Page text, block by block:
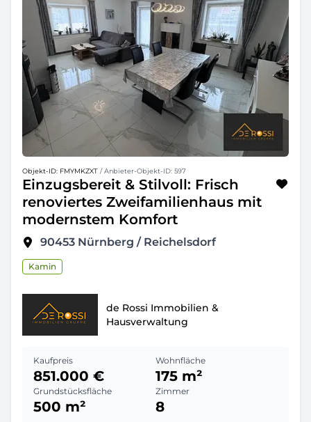
Objekt-ID: FMYMKZXT / Anbieter-Objekt-ID: 597
Einzugsbereit & Stilvoll: Frisch
renoviertes Zweifamilienhaus mit
modernstem Komfort
90453 Nürnberg / Reichelsdorf
Kamin
de Rossi Immobilien &
Hausverwaltung
Kaufpreis
851.000 €
Wohnfläche
175 m²
Grundstücksfläche
500 m²
Zimmer
8